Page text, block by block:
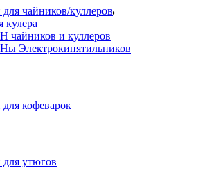
для чайников/куллеров
кулера
чайников и куллеров
Электрокипятильников
для кофеварок
для утюгов